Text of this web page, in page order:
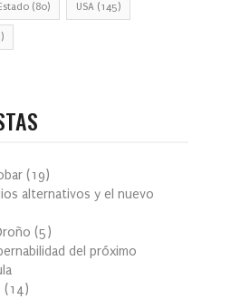
(80) USA (145)
(19)
alternativos y el nuevo
(5)
del próximo
(14)